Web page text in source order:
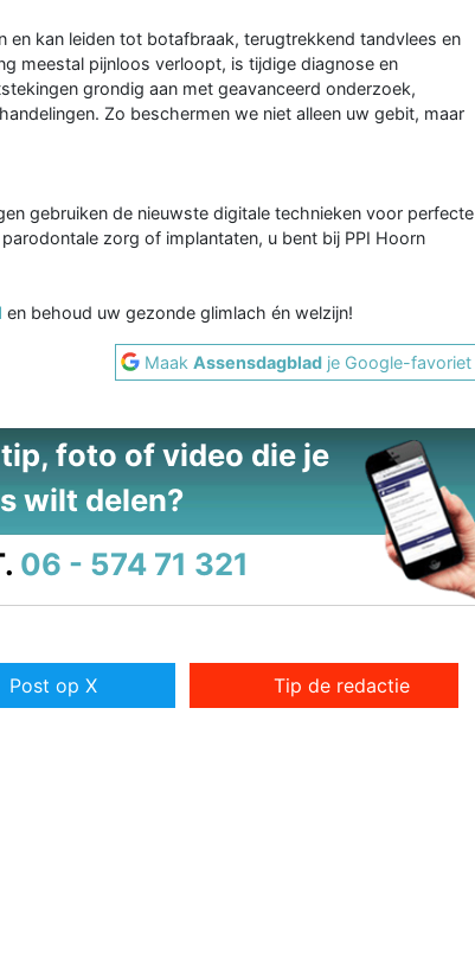
kan leiden tot botafbraak, terugtrekkend tandvlees en
meestal pijnloos verloopt, is tijdige diagnose en
grondig aan met geavanceerd onderzoek,
Zo beschermen we niet alleen uw gebit, maar
gebruiken de nieuwste digitale technieken voor perfecte
zorg of implantaten, u bent bij PPI Hoorn
en behoud uw gezonde glimlach én welzijn!
MaakAssensdagblad je Google-favoriet
foto of video die je
wilt delen?
06 - 574 71 321
Post op X Tip de redactie